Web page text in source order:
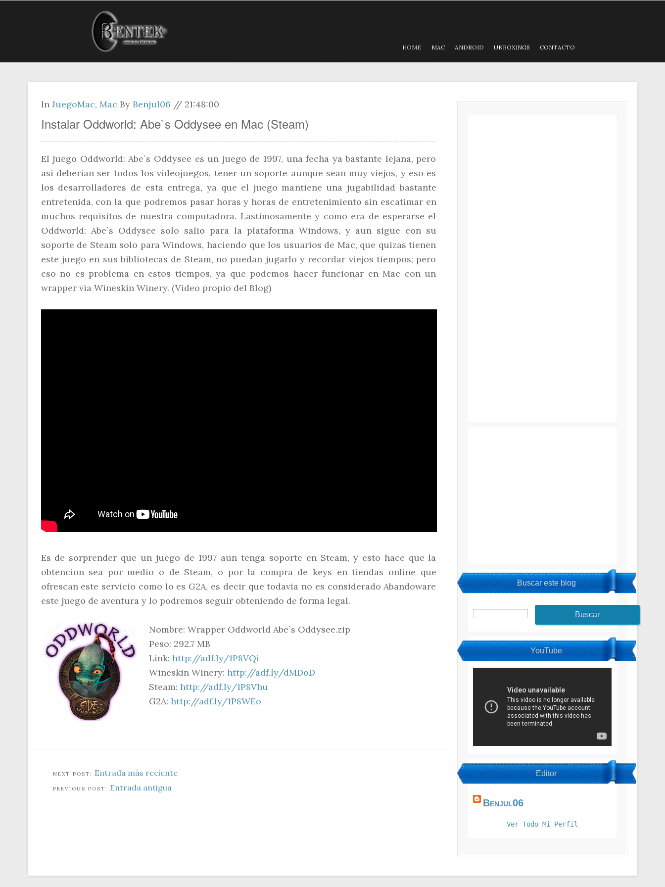
HOME MAC ANDROID UNBOXINGS CONTACTO
In JuegoMac, Mac By Benjul06 // 21:48:00
Instalar Oddworld: Abe`s Oddysee en Mac (Steam)
El juego Oddworld: Abe`s Oddysee es un juego de 1997, una fecha ya bastante lejana, pero
asi deberian ser todos los videojuegos, tener un soporte aunque sean muy viejos, y eso es
los desarrolladores de esta entrega, ya que el juego mantiene una jugabilidad bastante
entretenida, con la que podremos pasar horas y horas de entretenimiento sin escatimar en
muchos requisitos de nuestra computadora. Lastimosamente y como era de esperarse el
Oddworld: Abe`s Oddysee solo salio para la plataforma Windows, y aun sigue con su
soporte de Steam solo para Windows, haciendo que los usuarios de Mac, que quizas tienen
este juego en sus bibliotecas de Steam, no puedan jugarlo y recordar viejos tiempos; pero
eso no es problema en estos tiempos, ya que podemos hacer funcionar en Mac con un
wrapper via Wineskin Winery. (Video propio del Blog)
Es de sorprender que un juego de 1997 aun tenga soporte en Steam, y esto hace que la
obtencion sea por medio o de Steam, o por la compra de keys en tiendas online que
ofrescan este servicio como lo es G2A, es decir que todavia no es considerado Abandoware
este juego de aventura y lo podremos seguir obteniendo de forma legal.
Nombre: Wrapper Oddworld Abe`s Oddysee.zip
Peso: 292.7 MB
Link: http://adf.ly/1P8VQi
Wineskin Winery: http://adf.ly/dMDoD
Steam: http://adf.ly/1P8Vhu
G2A: http://adf.ly/1P8WEo
Entrada más reciente
Entrada antigua
Buscar este blog
YouTube
Editor
Benjul06
Ver Todo Mi Perfil